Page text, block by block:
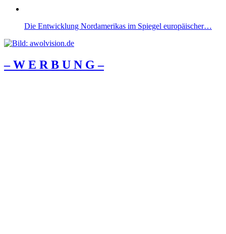
Die Entwicklung Nordamerikas im Spiegel europäischer…
– W Ε R Β U Ν G –